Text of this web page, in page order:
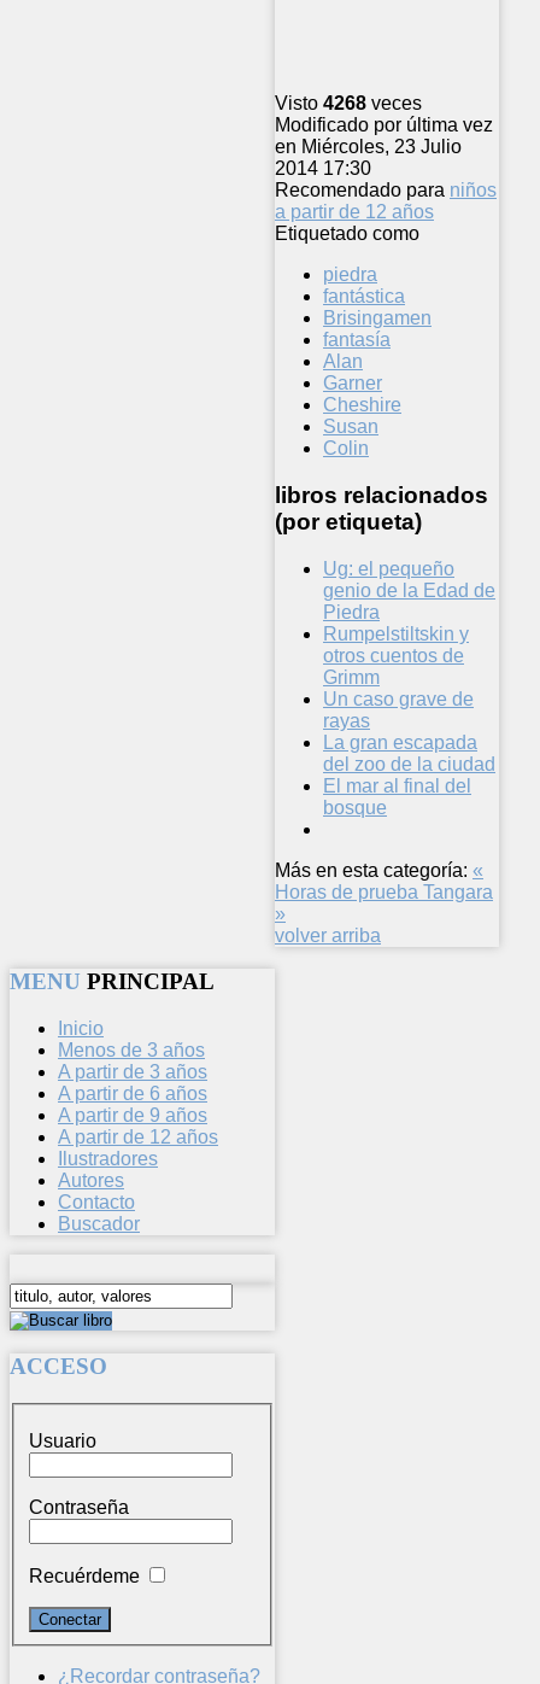
Visto 4268 veces
Modificado por última vez
en Miércoles, 23 Julio
2014 17:30
Recomendado para niños
a partir de 12 años
Etiquetado como
piedra
fantástica
Brisingamen
fantasía
Alan
Garner
Cheshire
Susan
Colin
libros relacionados
(por etiqueta)
Ug: el pequeño
genio de la Edad de
Piedra
Rumpelstiltskin y
otros cuentos de
Grimm
Un caso grave de
rayas
La gran escapada
del zoo de la ciudad
El mar al final del
bosque
Más en esta categoría: «
Horas de prueba Tangara
»
volver arriba
MENU PRINCIPAL
Inicio
Menos de 3 años
A partir de 3 años
A partir de 6 años
A partir de 9 años
A partir de 12 años
Ilustradores
Autores
Contacto
Buscador
ACCESO
Usuario
Contraseña
Recuérdeme
¿Recordar contraseña?